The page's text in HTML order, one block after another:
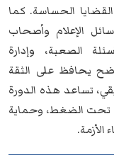
الحساسة. كما
الإعلام وأصحاب
الصعبة، وإدارة
يحافظ على الثقة
تساعد هذه الدورة
تحت الضغط، وحماية
الأزمة.